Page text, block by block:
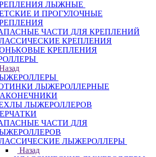
ЛЫЖНЫЕ
И ПРОГУЛОЧНЫЕ
ЧАСТИ ДЛЯ КРЕПЛЕНИЙ
КРЕПЛЕНИЯ
КРЕПЛЕНИЯ
ЛЫЖЕРОЛЛЕРНЫЕ
ЛЫЖЕРОЛЛЕРОВ
ЧАСТИ ДЛЯ
ЛЫЖЕРОЛЛЕРЫ
Назад